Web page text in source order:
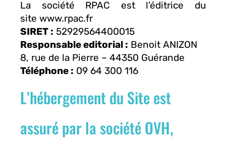
La société RPAC est l’éditrice du
site www.rpac.fr
SIRET : 52929564400015
Responsable editorial : Benoit ANIZON
8, rue de la Pierre – 44350 Guérande
Téléphone : 09 64 300 116
L’hébergement du Site est
assuré par la société OVH,